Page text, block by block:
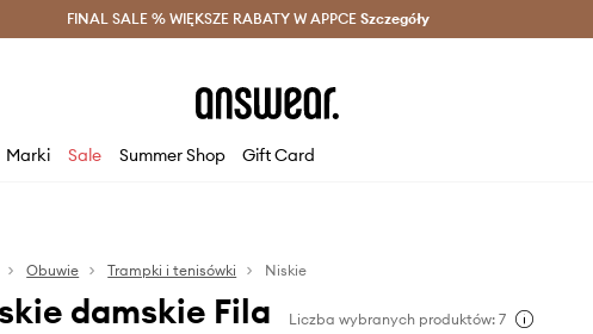
Oszczędzaj z Answear Club > Dostawa nawet w 24h >
FINAL SALE % WIĘKSZE RABATY W APPCE Szczegóły
Marki Sale Summer Shop Gift Card
Obuwie Trampki i tenisówki Niskie
damskie Fila Liczba wybranych produktów: 7